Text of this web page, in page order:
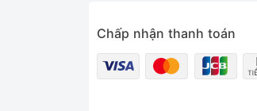
Chấp nhận thanh toán